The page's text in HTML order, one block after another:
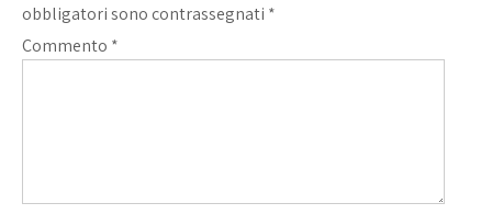
obbligatori sono contrassegnati *
Commento *